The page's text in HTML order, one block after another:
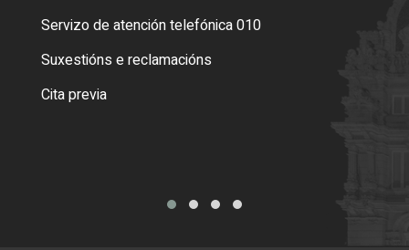
Servizo de atención telefónica 010
Suxestións e reclamacións
Cita previa